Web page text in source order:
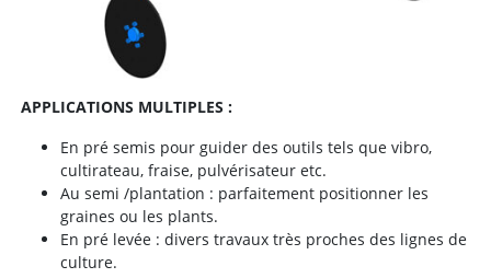
APPLICATIONS MULTIPLES :
En pré semis pour guider des outils tels que vibro,
cultirateau, fraise, pulvérisateur etc.
Au semi /plantation : parfaitement positionner les
graines ou les plants.
En pré levée : divers travaux très proches des lignes de
culture.